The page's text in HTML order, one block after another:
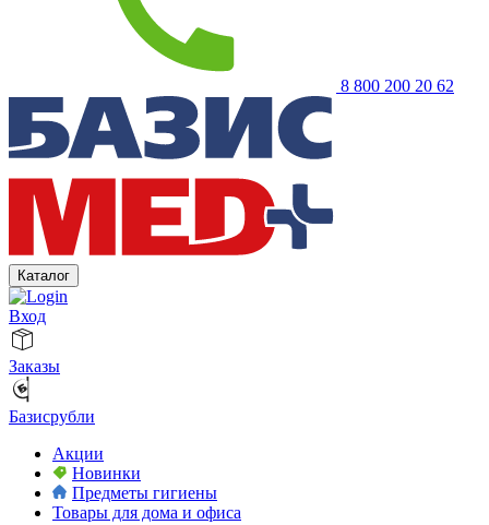
8 800 200 20 62
Каталог
Вход
Заказы
Базисрубли
Акции
Новинки
Предметы гигиены
Товары для дома и офиса